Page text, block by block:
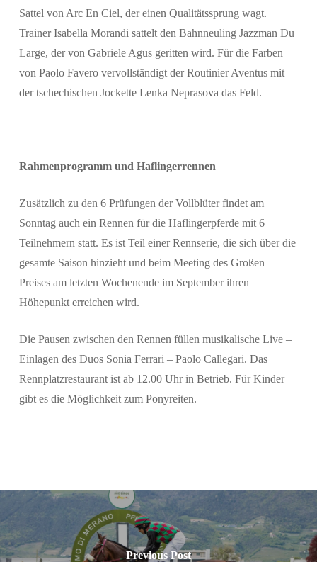
Sattel von Arc En Ciel, der einen Qualitätssprung wagt.
Trainer Isabella Morandi sattelt den Bahnneuling Jazzman Du
Large, der von Gabriele Agus geritten wird. Für die Farben
von Paolo Favero vervollständigt der Routinier Aventus mit
der tschechischen Jockette Lenka Neprasova das Feld.
Rahmenprogramm und Haflingerrennen
Zusätzlich zu den 6 Prüfungen der Vollblüter findet am
Sonntag auch ein Rennen für die Haflingerpferde mit 6
Teilnehmern statt. Es ist Teil einer Rennserie, die sich über die
gesamte Saison hinzieht und beim Meeting des Großen
Preises am letzten Wochenende im September ihren
Höhepunkt erreichen wird.
Die Pausen zwischen den Rennen füllen musikalische Live –
Einlagen des Duos Sonia Ferrari – Paolo Callegari. Das
Rennplatzrestaurant ist ab 12.00 Uhr in Betrieb. Für Kinder
gibt es die Möglichkeit zum Ponyreiten.
Previous Post